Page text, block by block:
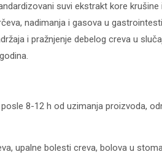
suvi ekstrakt kore
nadimanja i gasova u
i pražnjenje debelog creva u
8-12 h od uzimanja proizvoda,
upalne bolesti creva, bolova u